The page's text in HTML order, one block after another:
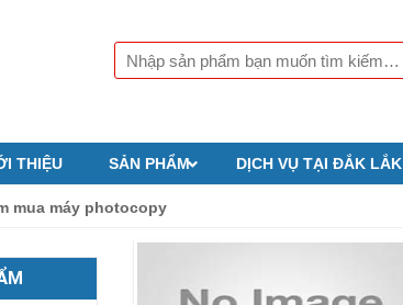
THIỆU SẢN PHẨM DỊCH VỤ TẠI ĐẮK LẮK
mua máy photocopy